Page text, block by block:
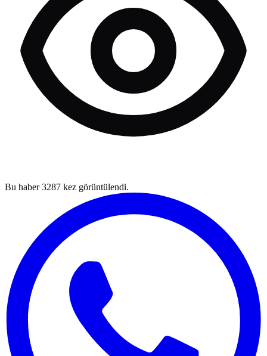
Bu haber3287 kez görüntülendi.